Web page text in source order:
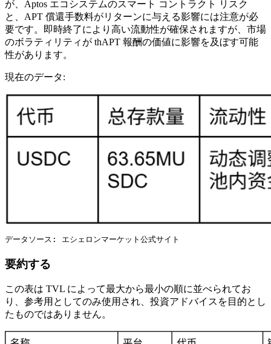
が、Aptos エコシステムのスマート コントラクト リスク
と、APT 償還手数料がリターンに与える影響には注意が必
要です。即時終了により高い流動性が確保されますが、市場
のボラティリティが thAPT 報酬の価値に影響を及ぼす可能
性があります。
現在のデータ:
データソース: エシェロンマーケット公式サイト
要約する
この表は TVL によって最大から最小の順に並べられてお
り、参考用としてのみ使用され、投資アドバイスを目的とし
たものではありません。